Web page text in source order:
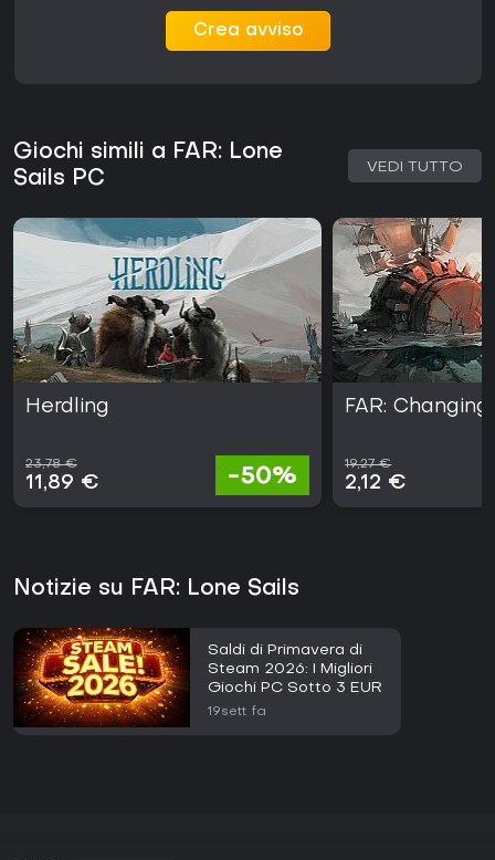
Crea avviso
Giochi simili a FAR: Lone
Sails PC
VEDI TUTTO
Herdling
23,78 €
11,89 € -50%
FAR:
19,27 €
2,12 €
Notizie su FAR: Lone Sails
Saldi di Primavera di
Steam 2026: I Migliori
Giochi PC Sotto 3 EUR
19sett fa